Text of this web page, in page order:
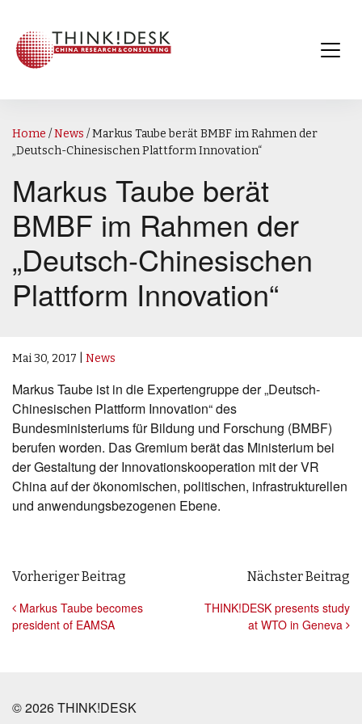
Home /News /Markus Taube berät BMBF im Rahmen der
„Deutsch-Chinesischen Plattform Innovation“
Markus Taube berät
BMBF im Rahmen der
„Deutsch-Chinesischen
Plattform Innovation“
Mai 30, 2017 News
Markus Taube ist in die Expertengruppe der „Deutsch-
Chinesischen Plattform Innovation“ des
Bundesministeriums für Bildung und Forschung (BMBF)
berufen worden. Das Gremium berät das Ministerium bei
der Gestaltung der Innovationskooperation mit der VR
China auf der ökonomischen, politischen, infrastrukturellen
und anwendungsbezogenen Ebene.
Vorheriger Beitrag
Markus Taube becomes
president of EAMSA
Nächster Beitrag
THINK!DESK presents study
at WTO in Geneva
© 2026 THINK!DESK